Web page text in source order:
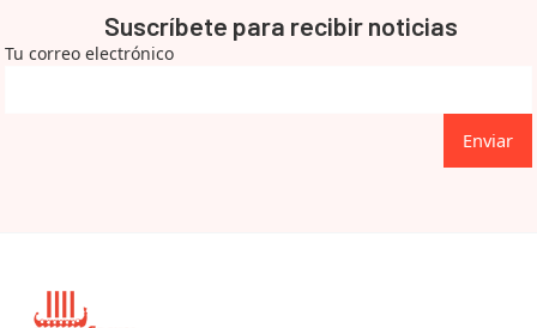
Suscríbete para recibir noticias
Tu correo electrónico
Enviar